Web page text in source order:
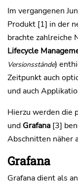
Im vergangenen
Produkt [1] in der
brachte zahlreiche
Lifecycle
Versionsstände)
Zeitpunkt auch
und auch
Hierzu werden die
und Grafana [3]
Abschnitten näher
Grafana
Grafana dient als